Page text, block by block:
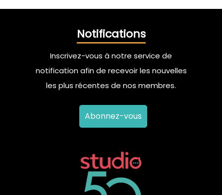
Notifications
Inscrivez-vous à notre service de
notification afin de recevoir les nouvelles
les plus récentes de nos membres.
Abonnez-vous